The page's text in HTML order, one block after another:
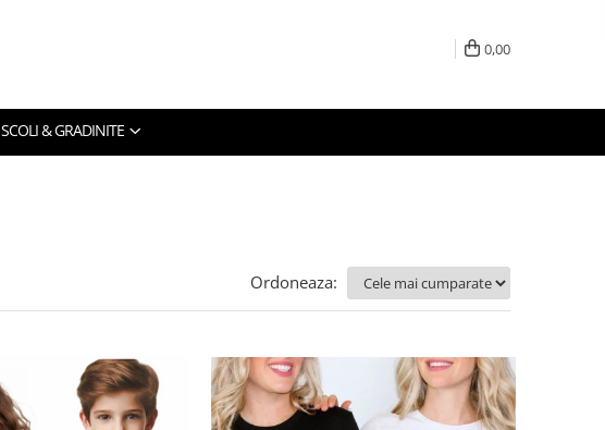
0,00
SCOLI & GRADINITE
Ordoneaza: